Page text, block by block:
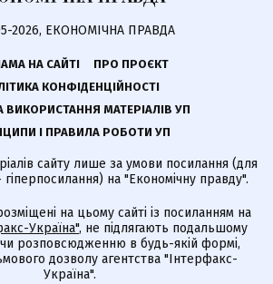
2026, ЕКОНОМІЧНА ПРАВДА
НА САЙТІ
ПРО ПРОЄКТ
КОНФІДЕНЦІЙНОСТІ
ВИКОРИСТАННЯ МАТЕРІАЛІВ УП
І ПРАВИЛА РОБОТИ УП
сайту лише за умови посилання (для
на "Економічну правду".
на цьому сайті із посиланням на
Україна", не підлягають подальшому
розповсюдженню в будь-якій формі,
дозволу агентства "Інтерфакс-
Україна".